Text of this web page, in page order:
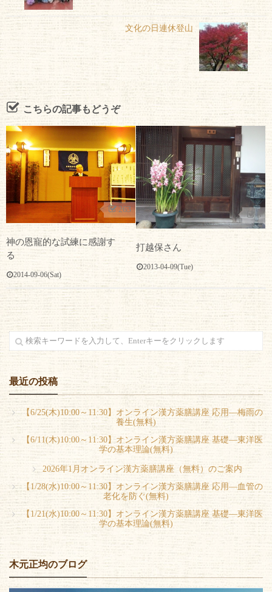
文化の日連休登山
こちらの記事もどうぞ
263
神の恩寵的な試練に感謝す
る
2014-09-06(Sat)
8
打越保さん
2013-04-09(Tue)
最近の投稿
【6/25(木)10:00～11:30】オンライン漢方薬膳講座 応用―梅雨の
養生(無料)
【6/11(木)10:00～11:30】オンライン漢方薬膳講座 基礎―東洋医
学の基本理論(無料)
2026年1月オンライン漢方薬膳講座（無料）のご案内
【1/28(水)10:00～11:30】オンライン漢方薬膳講座 応用―血管の
老化を防ぐ(無料)
【1/21(水)10:00～11:30】オンライン漢方薬膳講座 基礎―東洋医
学の基本理論(無料)
木元正均のブログ